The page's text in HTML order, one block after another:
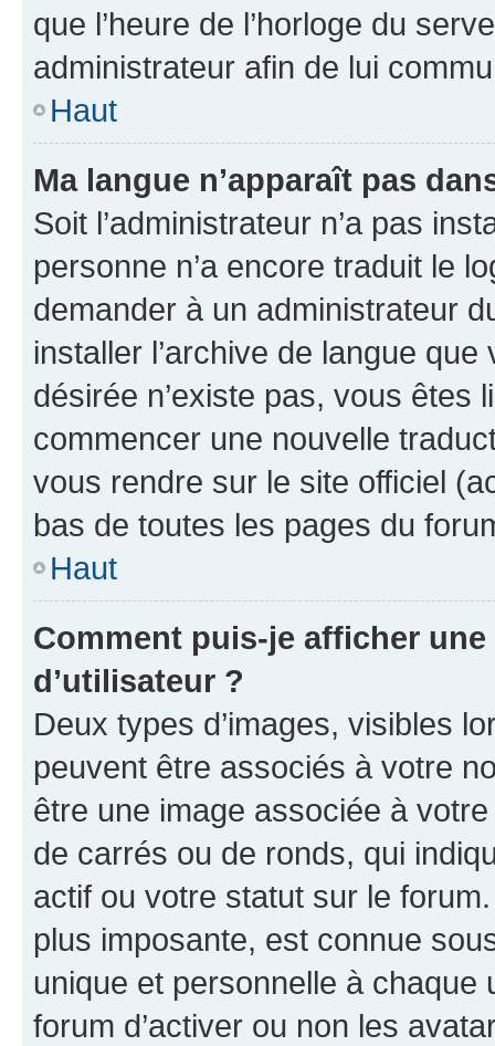
que l’heure de l’horloge du
administrateur afin de lui
Haut
Ma langue n’apparaît pas
Soit l’administrateur n’a pas
personne n’a encore traduit le
demander à un administrateur
installer l’archive de langue
désirée n’existe pas, vous êtes
commencer une nouvelle
vous rendre sur le site officiel
bas de toutes les pages du
Haut
Comment puis-je afficher
d’utilisateur ?
Deux types d’images, visibles
peuvent être associés à votre
être une image associée à
de carrés ou de ronds, qui
actif ou votre statut sur le
plus imposante, est connue
unique et personnelle à chaque
forum d’activer ou non les